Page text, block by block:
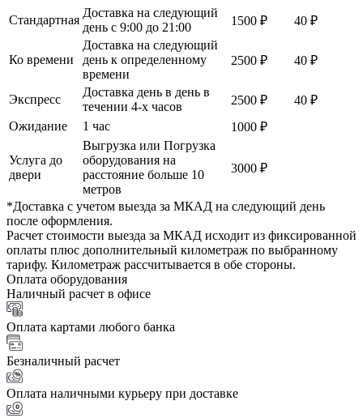
Стандартная
Доставка на следующий
день с 9:00 до 21:00
1500 ₽ 40 ₽
Ко времени
Доставка на следующий
день к определенному
времени
2500 ₽ 40 ₽
Экспресс
Доставка день в день в
течении 4-х часов
2500 ₽
40 ₽
Ожидание
1 час 1000 ₽
Услуга до
двери
Выгрузка или Погрузка
оборудования на
расстояние больше 10
метров
3000 ₽
*Доставка с учетом выезда за МКАД на следующий день
после оформления.
Расчет стоимости выезда за МКАД исходит из фиксированной
оплаты плюс дополнительный километраж по выбранному
тарифу. Километраж рассчитывается в обе стороны.
Оплата оборудования
Наличный расчет в офисе
Оплата картами любого банка
Безналичный расчет
Оплата наличными курьеру при доставке